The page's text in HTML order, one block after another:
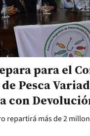
para el
Pesca
con
repartirá más de 2